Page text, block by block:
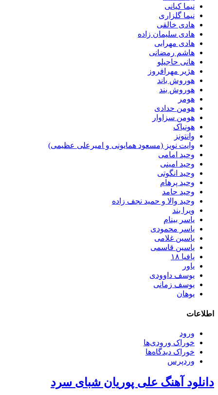
نیما کیانی
نیما گلزاری
هادی خالقی
هادی سلیمان زاده
هادی مهرابی
هاشم رمضانی
هانی حاجیلو
هژیر مهرافروز
هوروش باند
هوروش بند
هومر
هومن حدادی
هومن سزاوار
هونیاک
وانتونز
وایت نویز (مسعود همایونی و امیرعلی عظیمی)
وحید امامی
وحید امینی
وحید انگوتی
وحید پرهام
وحید حامد
وحید والا و حمید نجف زاده
ویرا بند
یاسر بینام
یاسر محمودی
یاسین غلامی
یاسین قاسمی
یافیا ۱۸
یاور
یوسف داوودی
یوسف زمانی
یوهان
اطلاعات
ورود
خوراک ورودی‌ها
خوراک دیدگاه‌ها
وردپرس
دانلود آهنگ علی پوریان شبای سرد